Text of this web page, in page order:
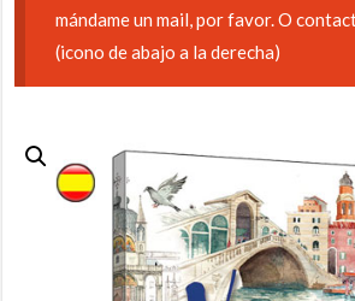
mándame un mail, por favor. O
(icono de abajo a la derecha)